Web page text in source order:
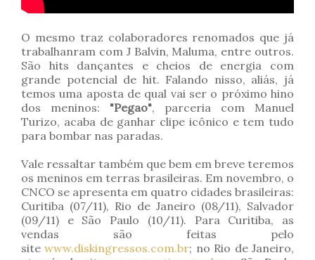
O mesmo traz colaboradores renomados que já
trabalhanram com J Balvin, Maluma, entre outros.
São hits dançantes e cheios de energia com
grande potencial de hit. Falando nisso, aliás, já
temos uma aposta de qual vai ser o próximo hino
dos meninos: "Pegao", parceria com Manuel
Turizo, acaba de ganhar clipe icônico e tem tudo
para bombar nas paradas.
Vale ressaltar também que bem em breve teremos
os meninos em terras brasileiras. Em novembro, o
CNCO se apresenta em quatro cidades brasileiras:
Curitiba (07/11), Rio de Janeiro (08/11), Salvador
(09/11) e São Paulo (10/11). Para Curitiba, as
vendas são feitas pelo
sitewww.diskingressos.com.br; no Rio de Janeiro,